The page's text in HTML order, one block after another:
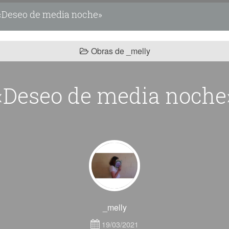
de media noche»
Obras de _melly
de media
_melly
19/03/2021